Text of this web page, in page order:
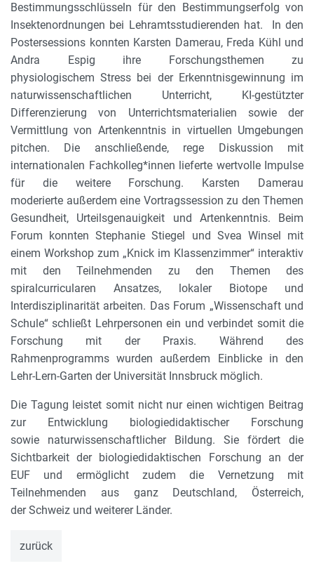
Bestimmungsschlüsseln für den Bestimmungserfolg von
Insektenordnungen bei Lehramtsstudierenden hat. In den
Postersessions konnten Karsten Damerau, Freda Kühl und
Andra Espig ihre Forschungsthemen zu
physiologischem Stress bei der Erkenntnisgewinnung im
naturwissenschaftlichen Unterricht, KI-gestützter
Differenzierung von Unterrichtsmaterialien sowie der
Vermittlung von Artenkenntnis in virtuellen Umgebungen
pitchen. Die anschließende, rege Diskussion mit
internationalen Fachkolleg*innen lieferte wertvolle Impulse
für die weitere Forschung. Karsten Damerau
moderierte außerdem eine Vortragssession zu den Themen
Gesundheit, Urteilsgenauigkeit und Artenkenntnis. Beim
Forum konnten Stephanie Stiegel und Svea Winsel mit
einem Workshop zum „Knick im Klassenzimmer“ interaktiv
mit den Teilnehmenden zu den Themen des
spiralcurricularen Ansatzes, lokaler Biotope und
Interdisziplinarität arbeiten. Das Forum „Wissenschaft und
Schule“ schließt Lehrpersonen ein und verbindet somit die
Forschung mit der Praxis. Während des
Rahmenprogramms wurden außerdem Einblicke in den
Lehr-Lern-Garten der Universität Innsbruck möglich.
Die Tagung leistet somit nicht nur einen wichtigen Beitrag
zur Entwicklung biologiedidaktischer Forschung
sowie naturwissenschaftlicher Bildung. Sie fördert die
Sichtbarkeit der biologiedidaktischen Forschung an der
EUF und ermöglicht zudem die Vernetzung mit
Teilnehmenden aus ganz Deutschland, Österreich,
der Schweiz und weiterer Länder.
zurück